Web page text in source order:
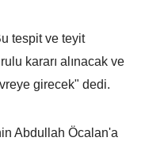
tespit ve teyit
kararı alınacak ve
girecek" dedi.
Abdullah Öcalan'a